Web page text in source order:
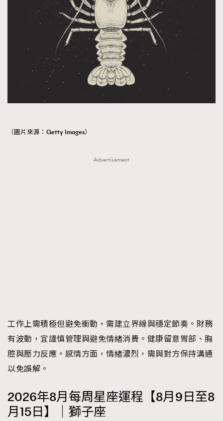
（圖片來源：Getty Images）
Advertisement
工作上需積極但避免衝動，需建立界線與穩定節奏。財務
有波動，宜謹慎管理與避免情緒消費。健康留意胃部、胸
腔與壓力反應。感情方面，情緒濃烈，需與對方保持溝通
以免誤解。
2026年8月每周星座運程【8月9日至8
月15日】｜獅子座